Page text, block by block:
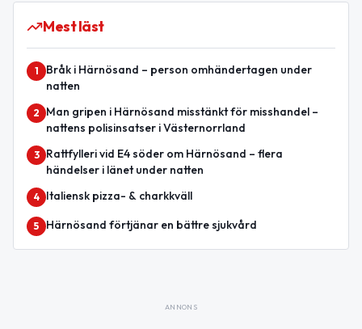
Mest läst
1
Bråk i Härnösand – person omhändertagen under
natten
2
Man gripen i Härnösand misstänkt för misshandel –
nattens polisinsatser i Västernorrland
3
Rattfylleri vid E4 söder om Härnösand – flera
händelser i länet under natten
4 Italiensk pizza- & charkkväll
5 Härnösand förtjänar en bättre sjukvård
ANNONS